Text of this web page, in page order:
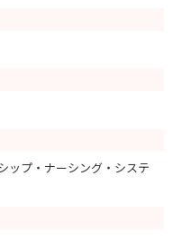
ップ・ナーシング・システ